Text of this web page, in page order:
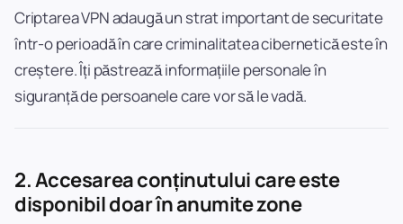
Criptarea VPN adaugă un strat important de securitate
într-o perioadă în care criminalitatea cibernetică este în
creștere. Îți păstrează informațiile personale în
siguranță de persoanele care vor să le vadă.
2.Accesarea conținutului care este
disponibil doar în anumite zone